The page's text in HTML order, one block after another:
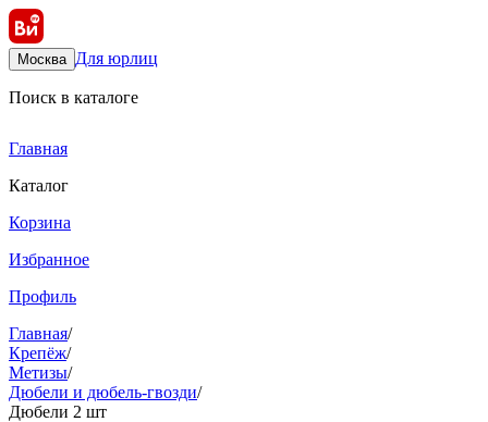
Москва Для юрлиц
Поиск в каталоге
Главная
Каталог
Корзина
Избранное
Профиль
Главная/
Крепёж/
Метизы/
Дюбели и дюбель-гвозди/
Дюбели 2 шт